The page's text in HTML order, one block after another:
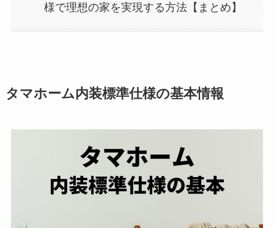
様で理想の家を実現する方法【まとめ】
タマホーム内装標準仕様の基本情報